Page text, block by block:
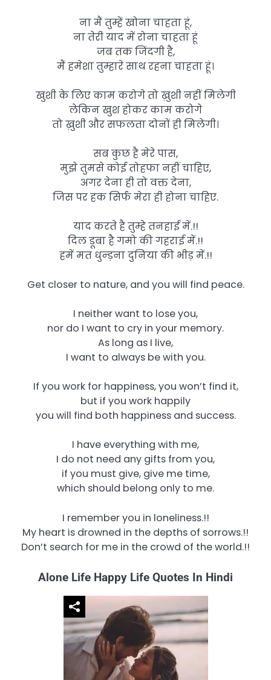
ना मैं तुम्हें खोना चाहता हूं,
ना तेरी याद में रोना चाहता हूं
जब तक जिंदगी है,
मैं हमेशा तुम्हारे साथ रहना चाहता हूं।
खुशी के लिए काम करोगे तो ख़ुशी नहीं मिलेगी
लेकिन खुश होकर काम करोगे
तो ख़ुशी और सफलता दोनों ही मिलेगी।
सब कुछ है मेरे पास,
मुझे तुमसे कोई तोहफा नहीं चाहिए,
अगर देना ही तो वक्त देना,
जिस पर हक सिर्फ मेरा ही होना चाहिए.
याद करते है तुम्हे तनहाई में.!!
दिल डूबा है गमो की गहराई में.!!
हमें मत धुन्ड़ना दुनिया की भीड़ में.!!
Get closer to nature, and you will find peace.
I neither want to lose you,
nor do I want to cry in your memory.
As long as I live,
I want to always be with you.
If you work for happiness, you won’t find it,
but if you work happily
you will find both happiness and success.
I have everything with me,
I do not need any gifts from you,
if you must give, give me time,
which should belong only to me.
I remember you in loneliness.!!
My heart is drowned in the depths of sorrows.!!
Don’t search for me in the crowd of the world.!!
Alone Life Happy Life Quotes In Hindi